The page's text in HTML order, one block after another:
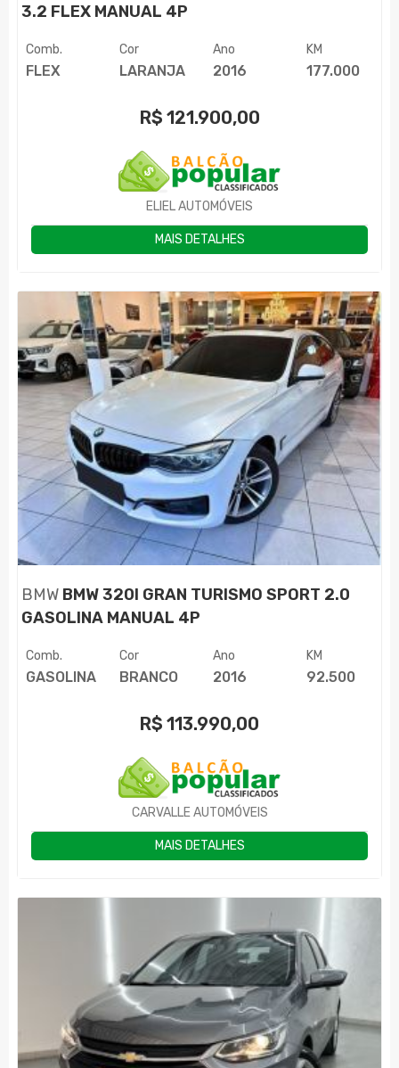
3.2 FLEX MANUAL 4P
Comb.
FLEX
Cor
LARANJA
Ano
2016
KM
177.000
R$ 121.900,00
ELIEL AUTOMÓVEIS
MAIS DETALHES
BMW BMW 320I GRAN TURISMO SPORT 2.0
GASOLINA MANUAL 4P
Comb.
GASOLINA
Cor
BRANCO
Ano
2016
KM
92.500
R$ 113.990,00
CARVALLE AUTOMÓVEIS
MAIS DETALHES